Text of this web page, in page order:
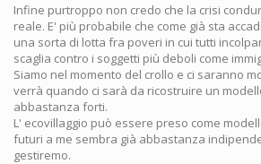
Infine purtroppo non credo che la crisi
reale. E' più probabile che come già sta
una sorta di lotta fra poveri in cui tutti
scaglia contro i soggetti più deboli come
Siamo nel momento del crollo e ci saranno
verrà quando ci sarà da ricostruire un
abbastanza forti.
L' ecovillaggio può essere preso come
futuri a me sembra già abbastanza
gestiremo.